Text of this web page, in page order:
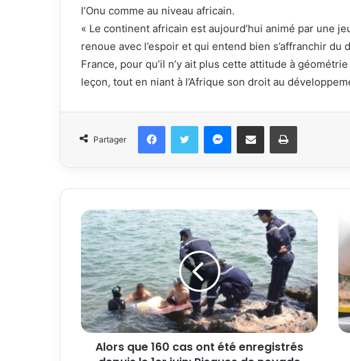
l’Onu comme au niveau africain.
« Le continent africain est aujourd’hui animé par une
renoue avec l’espoir et qui entend bien s’affranchir
France, pour qu’il n’y ait plus cette attitude à
leçon, tout en niant à l’Afrique son droit au
Partager
FacebookTwitter Messenger
Partager par email Imprimer
Alors que 160 cas ont été enregistrés